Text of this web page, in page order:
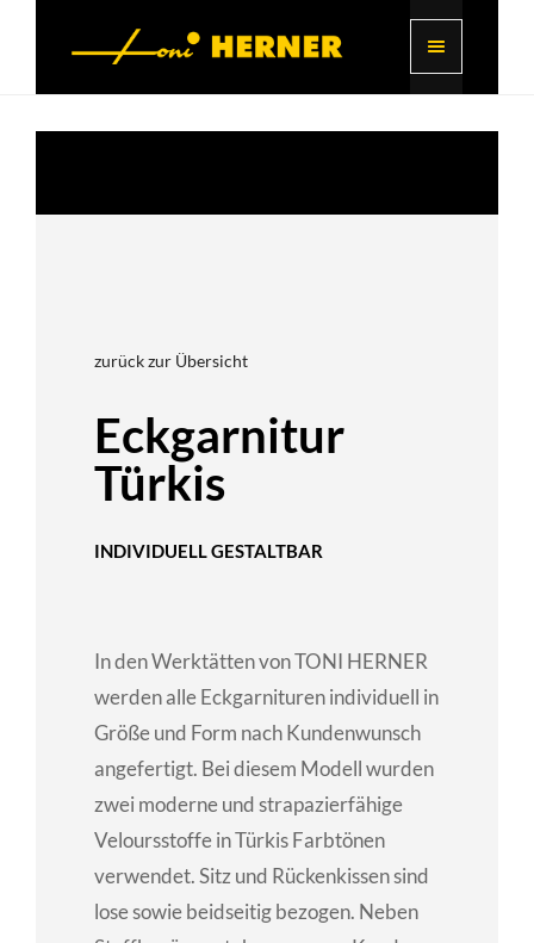
zurück zur Übersicht
Eckgarnitur
Türkis
INDIVIDUELL GESTALTBAR
In den Werktätten von TONI HERNER
werden alle Eckgarnituren individuell in
Größe und Form nach Kundenwunsch
angefertigt. Bei diesem Modell wurden
zwei moderne und strapazierfähige
Veloursstoffe in Türkis Farbtönen
verwendet. Sitz und Rückenkissen sind
lose sowie beidseitig bezogen. Neben